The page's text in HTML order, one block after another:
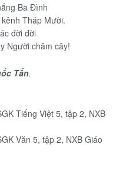
Ba Đình
Tháp Mười.
đời đời
Người chăm cây!
Tấn.
Tiếng Việt 5, tập 2, NXB
Văn 5, tập 2, NXB Giáo